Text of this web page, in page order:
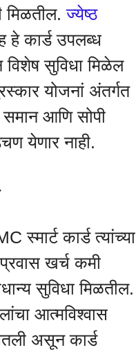
मिळतील.ज्येष्ठ
हे कार्ड उपलब्ध
विशेष सुविधा मिळेल
योजनां अंतर्गत
समान आणि सोपी
येणार नाही.
स्मार्ट कार्ड त्यांच्या
खर्च कमी
सुविधा मिळतील.
आत्मविश्वास
असून कार्ड